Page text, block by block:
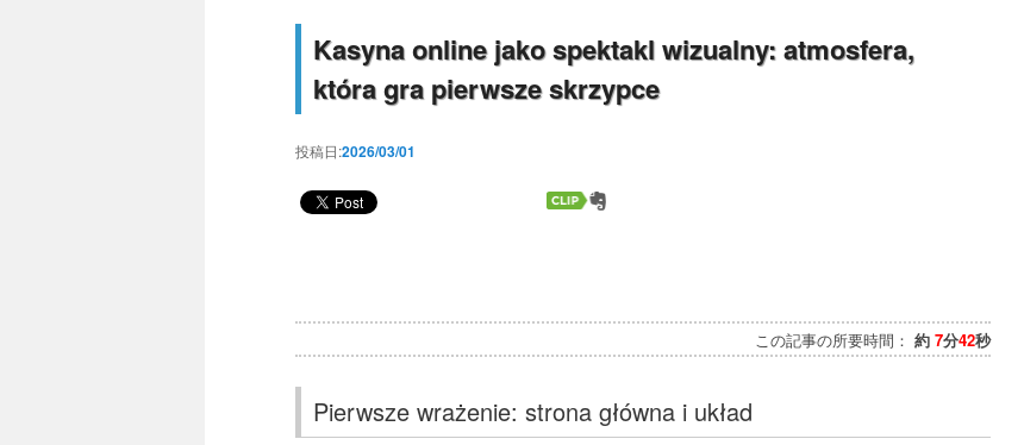
Kasyna online jako spektakl wizualny: atmosfera,
która gra pierwsze skrzypce
投稿日:2026/03/01
この記事の所要時間： 約 7分42秒
Pierwsze wrażenie: strona główna i układ